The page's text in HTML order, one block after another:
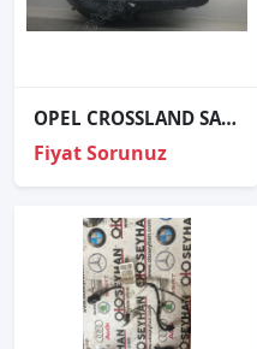
OPEL CROSSLAND SAĞ FAR LEDLİ ORJİNAL ÇIKMA
Fiyat Sorunuz